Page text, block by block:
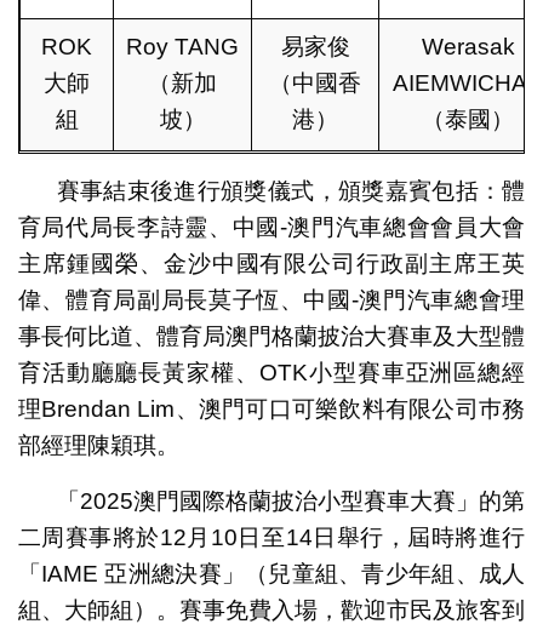
ROK
大師
組
Roy TANG
（新加
坡）
易家俊
（中國香
港）
Werasak
AIEMWICHAN
（泰國）
賽事結束後進行頒獎儀式，頒獎嘉賓包括：體
育局代局長李詩靈、中國-澳門汽車總會會員大會
主席鍾國榮、金沙中國有限公司行政副主席王英
偉、體育局副局長莫子恆、中國-澳門汽車總會理
事長何比道、體育局澳門格蘭披治大賽車及大型體
育活動廳廳長黃家權、OTK小型賽車亞洲區總經
理Brendan Lim、澳門可口可樂飲料有限公司巿務
部經理陳穎琪。
「2025澳門國際格蘭披治小型賽車大賽」的第
二周賽事將於12月10日至14日舉行，屆時將進行
「IAME 亞洲總決賽」（兒童組、青少年組、成人
組、大師組）。賽事免費入場，歡迎市民及旅客到